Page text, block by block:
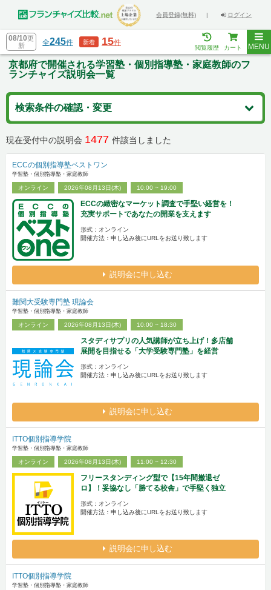
会員登録(無料) | ログイン
08/10更
新
全245件 新着 15件
閲覧履歴 カート MENU
京都府で開催される学習塾・個別指導塾・家庭教師のフ
ランチャイズ説明会一覧
検索条件の確認・変更
現在受付中の説明会 1477 件該当しました
ECCの個別指導塾ベストワン
学習塾・個別指導塾・家庭教師
オンライン 2026年08月13日(木) 10:00 ~ 19:00
ECCの緻密なマーケット調査で手堅い経営を！
充実サポートであなたの開業を支えます
形式：オンライン
開催方法：申し込み後にURLをお送り致します
説明会に申し込む
難関大受験専門塾 現論会
学習塾・個別指導塾・家庭教師
オンライン 2026年08月13日(木) 10:00 ~ 18:30
スタディサプリの人気講師が立ち上げ！多店舗
展開を目指せる「大学受験専門塾」を経営
形式：オンライン
開催方法：申し込み後にURLをお送り致します
説明会に申し込む
ITTO個別指導学院
学習塾・個別指導塾・家庭教師
オンライン 2026年08月13日(木) 11:00 ~ 12:30
フリースタンディング型で【15年間撤退ゼ
ロ】！妥協なし「勝てる校舎」で手堅く独立
形式：オンライン
開催方法：申し込み後にURLをお送り致します
説明会に申し込む
ITTO個別指導学院
学習塾・個別指導塾・家庭教師